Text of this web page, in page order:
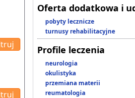
Oferta dodatkowa i
pobyty lecznicze
turnusy rehabilitacyjne
Profile leczenia
neurologia
okulistyka
przemiana materii
reumatologia